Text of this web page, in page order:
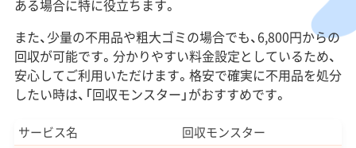
ある場合に特に役立ちます。
また、少量の不用品や粗大ゴミの場合でも、6,800円からの
回収が可能です。分かりやすい料金設定としているため、
安心してご利用いただけます。格安で確実に不用品を処分
したい時は、「回収モンスター」がおすすめです。
サービス名 回収モンスター